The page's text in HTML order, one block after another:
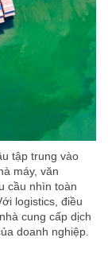
tập trung vào
máy, văn
cầu nhìn toàn
logistics, điều
cung cấp dịch
doanh nghiệp.